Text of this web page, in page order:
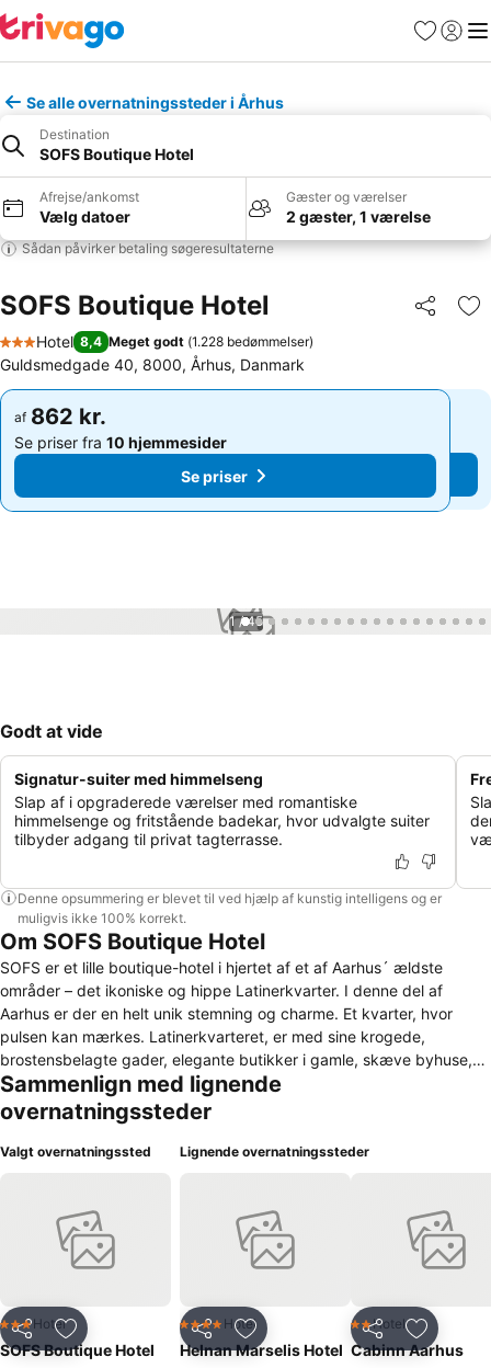
Favoritter
Log ind
Se alle overnatningssteder i Århus
Destination
SOFS Boutique Hotel
Afrejse/ankomst
Vælg datoer
Gæster og værelser
2 gæster, 1 værelse
Sådan påvirker betaling søgeresultaterne
SOFS Boutique Hotel Del
3 Stjerner
Hotel 8,4 Meget godt (1.228 bedømmelser)
Guldsmedgade 40, 8000, Århus, Danmark
af 862 kr.
Se priser fra 10 hjemmesider
Se priser
af 862 kr.
Se priser fra 10 hjemmesider
Se priser
1 / 45
Godt at vide
Signatur-suiter med himmelseng
Slap af i opgraderede værelser med romantiske
himmelsenge og fritstående badekar, hvor udvalgte suiter
tilbyder adgang til privat tagterrasse.
Denne opsummering er blevet til ved hjælp af kunstig intelligens og er
muligvis ikke 100% korrekt.
Om SOFS Boutique Hotel
SOFS er et lille boutique-hotel i hjertet af et af Aarhus´ ældste
områder – det ikoniske og hippe Latinerkvarter. I denne del af
Aarhus er der en helt unik stemning og charme. Et kvarter, hvor
pulsen kan mærkes. Latinerkvarteret, er med sine krogede,
brostensbelagte gader, elegante butikker i gamle, skæve byhuse,
hyggelige cafeer, designforretninger og små gallerier, et hyggeligt
sted at overnatte. På en varm sommerdag får hele området en
sydlandsk stemning med gæster, som sidder udenfor på de mange
restauranter og caféer. Med det pulserende byliv lige udenfor døren
og den afslappede atmosfære på hotellet. SOFS er stilfuldt indrettet
med Art Deco-inspireret interiør kombineret med skandinaviske
Sammenlign med lignende
overnatningssteder
Valgt overnatningssted
Del Føj til favoritter
3 Stjerner
Hotel
SOFS Boutique Hotel
Lignende overnatningssteder
Del Føj til favoritter
4 StjernerHotel
Helnan Marselis Hotel
Del Føj til
2 Stjerner
Hotel
Cabinn Aarhus